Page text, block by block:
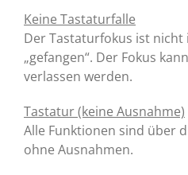
Keine Tastaturfalle
Der Tastaturfokus ist nicht
„gefangen“. Der Fokus
verlassen werden.
Tastatur (keine Ausnahme)
Alle Funktionen sind über
ohne Ausnahmen.